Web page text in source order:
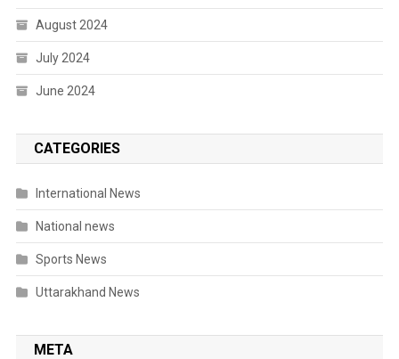
August 2024
July 2024
June 2024
CATEGORIES
International News
National news
Sports News
Uttarakhand News
META